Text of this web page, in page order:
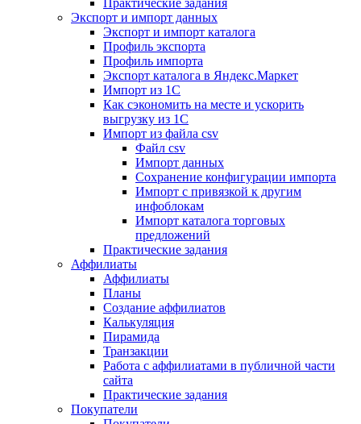
Практические задания
Экспорт и импорт данных
Экспорт и импорт каталога
Профиль экспорта
Профиль импорта
Экспорт каталога в Яндекс.Маркет
Импорт из 1С
Как сэкономить на месте и ускорить
выгрузку из 1С
Импорт из файла csv
Файл csv
Импорт данных
Сохранение конфигурации импорта
Импорт с привязкой к другим
инфоблокам
Импорт каталога торговых
предложений
Практические задания
Аффилиаты
Аффилиаты
Планы
Создание аффилиатов
Калькуляция
Пирамида
Транзакции
Работа с аффилиатами в публичной части
сайта
Практические задания
Покупатели